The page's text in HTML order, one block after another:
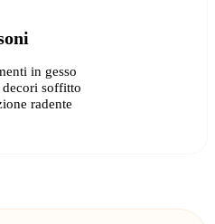
in gesso
decori soffitto
radente